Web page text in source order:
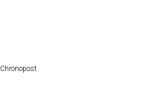
Chronopost